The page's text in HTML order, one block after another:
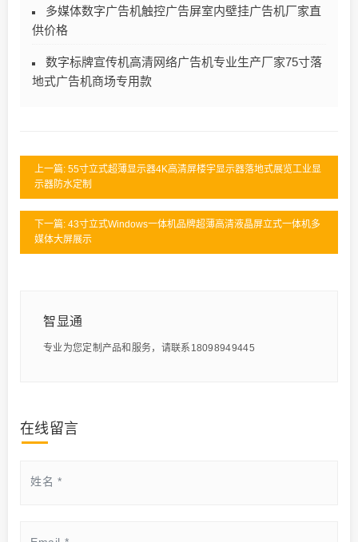
多媒体数字广告机触控广告屏室内壁挂广告机厂家直
供价格
数字标牌宣传机高清网络广告机专业生产厂家75寸落
地式广告机商场专用款
上一篇: 55寸立式超薄显示器4K高清屏楼宇显示器落地式展览工业显
示器防水定制
下一篇: 43寸立式Windows一体机品牌超薄高清液晶屏立式一体机多
媒体大屏展示
智显通
专业为您定制产品和服务，请联系18098949445
在线留言